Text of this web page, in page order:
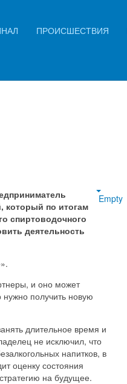
ПРОИСШЕСТВИЯ
Empty
который по итогам
спиртоводочного
деятельность
и оно может
нужно получить новую
длительное время и
не исключил, что
напитков, в
оценку состояния
на будущее.